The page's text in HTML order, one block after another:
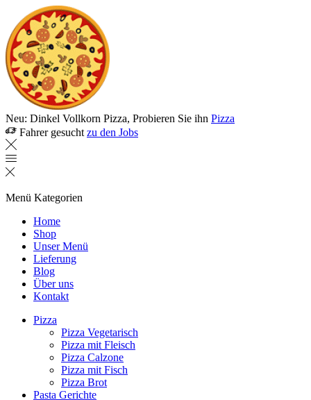
Neu: Dinkel Vollkorn Pizza, Probieren Sie ihn Pizza
Fahrer gesucht zu den Jobs
Menü Kategorien
Home
Shop
Unser Menü
Lieferung
Blog
Über uns
Kontakt
Pizza
Pizza Vegetarisch
Pizza mit Fleisch
Pizza Calzone
Pizza mit Fisch
Pizza Brot
Pasta Gerichte